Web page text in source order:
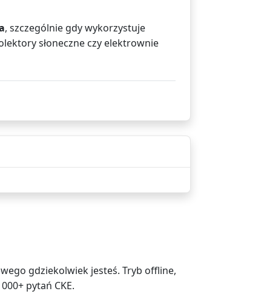
, szczególnie gdy wykorzystuje
słoneczne czy elektrownie
gdziekolwiek jesteś. Tryb offline,
pytań CKE.